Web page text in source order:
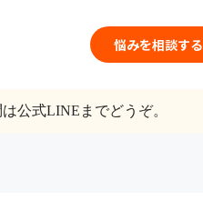
悩みを相談する
公式LINEまでどうぞ。